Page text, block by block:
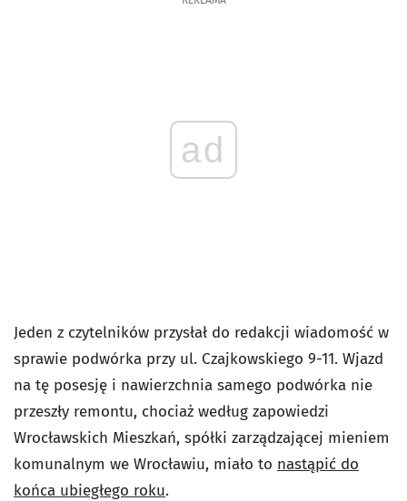
ad
Jeden z czytelników przysłał do redakcji wiadomość w
sprawie podwórka przy ul. Czajkowskiego 9-11. Wjazd
na tę posesję i nawierzchnia samego podwórka nie
przeszły remontu, chociaż według zapowiedzi
Wrocławskich Mieszkań, spółki zarządzającej mieniem
komunalnym we Wrocławiu, miało to nastąpić do
końca ubiegłego roku.